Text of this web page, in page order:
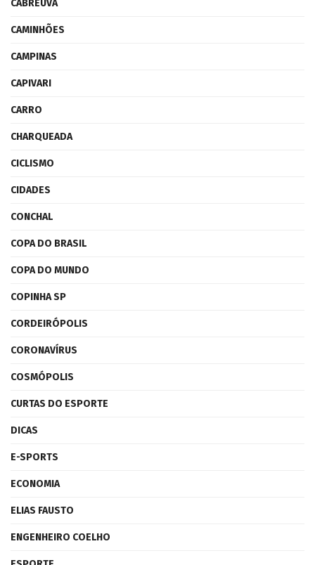
CABREÚVA
CAMINHÕES
CAMPINAS
CAPIVARI
CARRO
CHARQUEADA
CICLISMO
CIDADES
CONCHAL
COPA DO BRASIL
COPA DO MUNDO
COPINHA SP
CORDEIRÓPOLIS
CORONAVÍRUS
COSMÓPOLIS
CURTAS DO ESPORTE
DICAS
E-SPORTS
ECONOMIA
ELIAS FAUSTO
ENGENHEIRO COELHO